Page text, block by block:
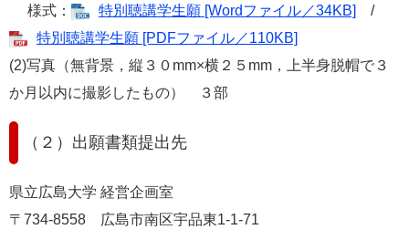
様式：
特別聴講学生願 [Wordファイル／34KB]
/
特別聴講学生願 [PDFファイル／110KB]
(2)写真（無背景，縦３０mm×横２５mm，上半身脱帽で３
か月以内に撮影したもの） ３部
（２）出願書類提出先
県立広島大学 経営企画室
〒734-8558 広島市南区宇品東1-1-71